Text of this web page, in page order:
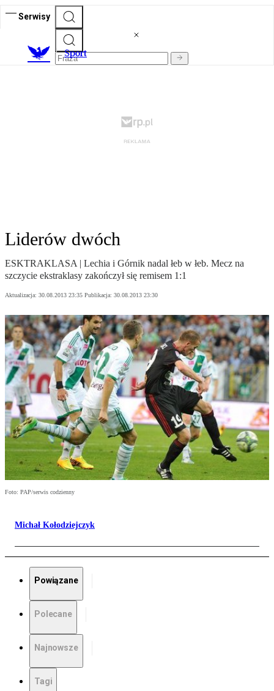
Serwisy
Sport
Liderów dwóch
ESKTRAKLASA | Lechia i Górnik nadal łeb w łeb. Mecz na
szczycie ekstraklasy zakończył się remisem 1:1
Aktualizacja: 30.08.2013 23:35 Publikacja: 30.08.2013 23:30
Foto: PAP/serwis codzienny
Michał Kołodziejczyk
Powiązane
Polecane
Najnowsze
Tagi